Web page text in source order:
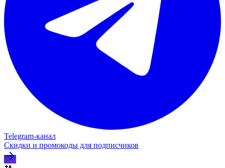
Telegram‑канал
Скидки и промокоды для подписчиков